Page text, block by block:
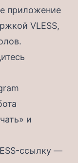
приложение
VLESS,
и
ссылку —